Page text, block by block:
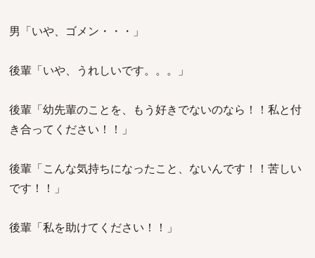
男「いや、ゴメン・・・」
後輩「いや、うれしいです。。。」
後輩「幼先輩のことを、もう好きでないのなら！！私と付
き合ってください！！」
後輩「こんな気持ちになったこと、ないんです！！苦しい
です！！」
後輩「私を助けてください！！」